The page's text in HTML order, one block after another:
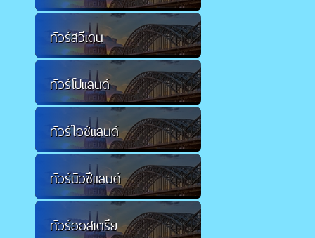
ทัวร์สวีเดน
ทัวร์โปแลนด์
ทัวร์ไอซ์แลนด์
ทัวร์นิวซีแลนด์
ทัวร์ออสเตรีย